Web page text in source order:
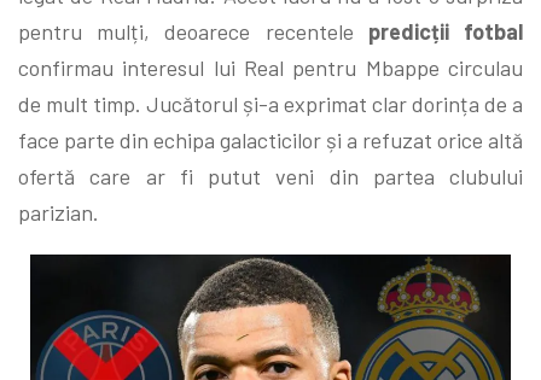
pentru mulți, deoarece recentele predicții fotbal
confirmau interesul lui Real pentru Mbappe circulau
de mult timp. Jucătorul și-a exprimat clar dorința de a
face parte din echipa galacticilor și a refuzat orice altă
ofertă care ar fi putut veni din partea clubului
parizian.